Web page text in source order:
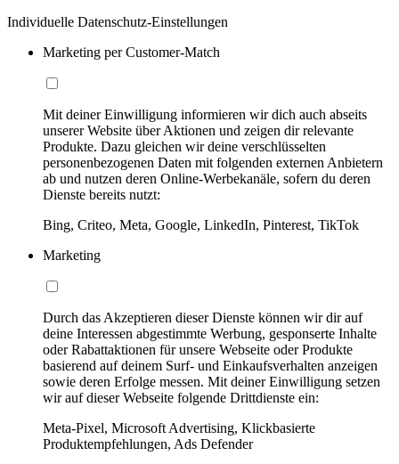
Individuelle Datenschutz-Einstellungen
Marketing per Customer-Match
Mit deiner Einwilligung informieren wir dich auch abseits
unserer Website über Aktionen und zeigen dir relevante
Produkte. Dazu gleichen wir deine verschlüsselten
personenbezogenen Daten mit folgenden externen Anbietern
ab und nutzen deren Online-Werbekanäle, sofern du deren
Dienste bereits nutzt:
Bing, Criteo, Meta, Google, LinkedIn, Pinterest, TikTok
Marketing
Durch das Akzeptieren dieser Dienste können wir dir auf
deine Interessen abgestimmte Werbung, gesponserte Inhalte
oder Rabattaktionen für unsere Webseite oder Produkte
basierend auf deinem Surf- und Einkaufsverhalten anzeigen
sowie deren Erfolge messen. Mit deiner Einwilligung setzen
wir auf dieser Webseite folgende Drittdienste ein:
Meta-Pixel, Microsoft Advertising, Klickbasierte
Produktempfehlungen, Ads Defender